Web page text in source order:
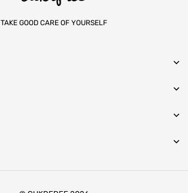
TAKE GOOD CARE OF YOURSELF